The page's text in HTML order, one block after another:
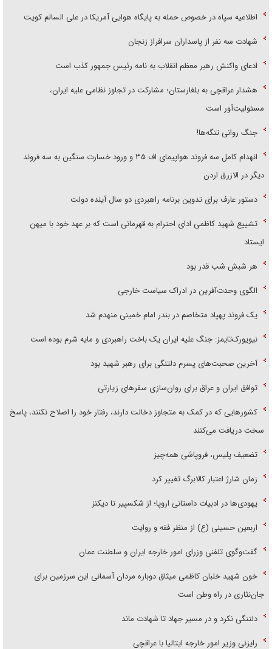
اطلاعیه سپاه در خصوص حمله به پایگاه هوایی آمریکا در علی السالم کویت
شهادت سه نفر از پاسداران سرافراز زنجان
ادعای واکنش رهبر معظم انقلاب به نامه رئیس جمهور کذب است
هشدار عراقچی به بلغارستان؛ مشارکت در تجاوز نظامی علیه ایران،
مسئولیت‌آور است
جنگ روانی تنگه‌ها!
انهدام کامل سه فروند هواپیمای اف ۳۵ و ورود خسارت سنگین به سه فروند
دیگر در الازرق اردن
دستور عارف برای تدوین برنامه راهبردی دو سال آینده دولت
تشییع شهید کاظمی ادای احترام به قهرمانی است که بر عهد خود با میهن
ایستاد
هر شبش شب قدر بود
الگوی وحدت‌آفرین در ادراک سیاست خارجی
یک فروند پهپاد متخاصم در بندر امام خمینی منهدم شد
نیویورک‌تایمز: جنگ علیه ایران یک باخت راهبردی و مایه شرم بوده است
آخرین صحبت‌های پسرم دلتنگی برای رهبر شهید بود
توافق ایران و عراق برای روان‌سازی سفر‌های زیارتی
کشور‌هایی که در کمک به متجاوز دخالت دارند، رفتار خود را اصلاح نکنند، پاسخ
سخت دریافت می‌کنند
تضعیف پلیس، فروپاشی همه‌چیز
زمان شارژ اعتبار کالابرگ تغییر کرد
یهودی‌ها در ادبیات داستانی اروپا؛ از شکسپیر تا دیکنز
اربعین حسینی (ع) از منظر فقه و روایت
گفت‌وگوی تلفنی وزرای امور خارجه ایران و سلطنت عمان
خون شهید خلبان کاظمی میثاق دوباره مردان آسمانی این سرزمین برای
جان‌نثاری در راه وطن است
دلتنگی نکرد و در مسیر جهاد تا شهادت ماند
رایزنی وزیر امور خارجه ایتالیا با عراقچی